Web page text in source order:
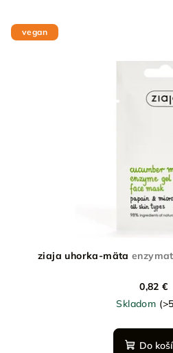
vegan
ziaja uhorka-mäta
0,82 €
Skladom
Do